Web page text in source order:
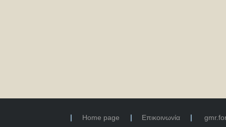
Home page Επικοινωνία